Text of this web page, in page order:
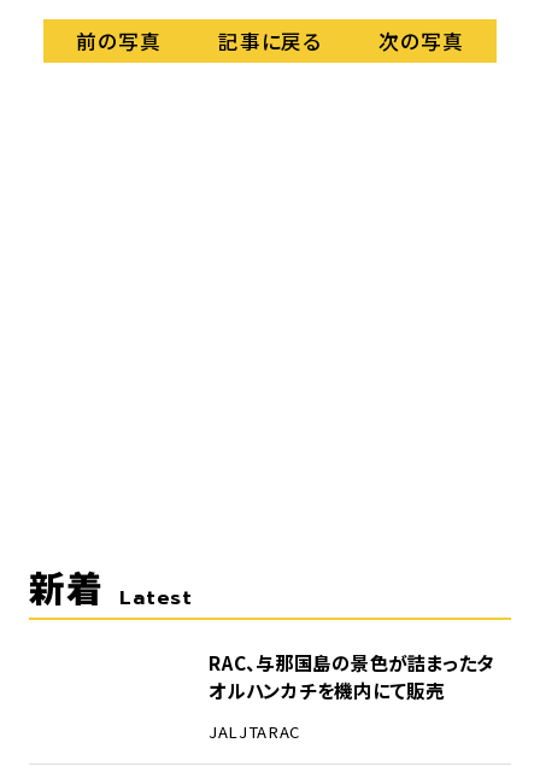
前の写真 記事に戻る 次の写真
新着 Latest
RAC、与那国島の景色が詰まったタ
オルハンカチを機内にて販売
JAL JTARAC